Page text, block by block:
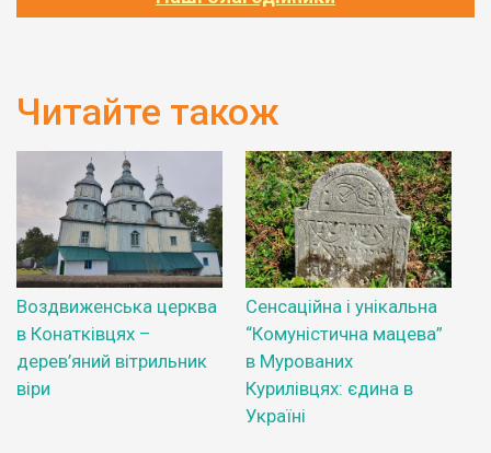
Читайте також
Воздвиженська церква
в Конатківцях –
дерев’яний вітрильник
віри
Сенсаційна і унікальна
“Комуністична мацева”
в Мурованих
Курилівцях: єдина в
Україні